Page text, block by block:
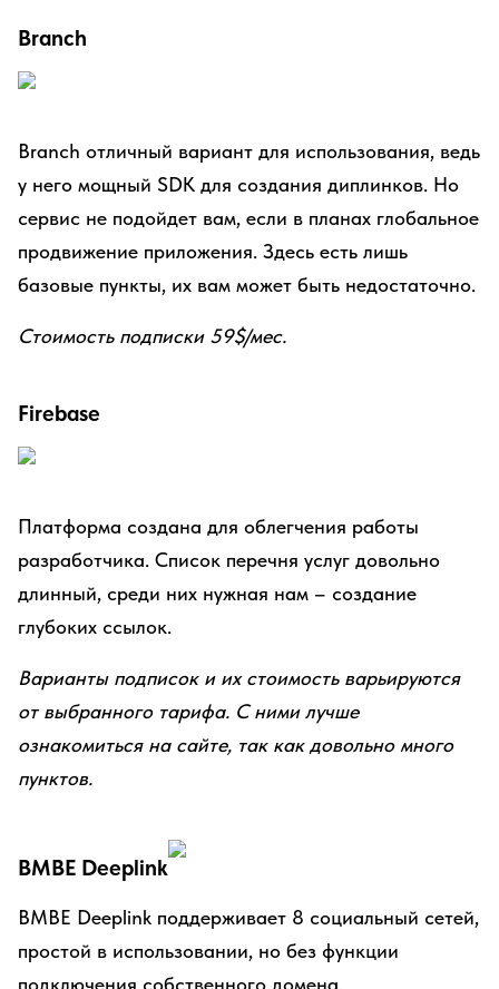
Branch
Branch отличный вариант для использования, ведь
у него мощный SDK для создания диплинков. Но
сервис не подойдет вам, если в планах глобальное
продвижение приложения. Здесь есть лишь
базовые пункты, их вам может быть недостаточно.
Стоимость подписки 59$/мес.
Firebase
Платформа создана для облегчения работы
разработчика. Список перечня услуг довольно
длинный, среди них нужная нам – создание
глубоких ссылок.
Варианты подписок и их стоимость варьируются
от выбранного тарифа. С ними лучше
ознакомиться на сайте, так как довольно много
пунктов.
ВMBE Deeplink
ВMBE Deeplink поддерживает 8 социальный сетей,
простой в использовании, но без функции
подключения собственного домена.